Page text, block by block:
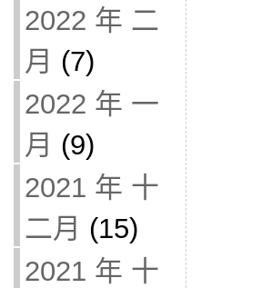
2022 年 二
月 (7)
2022 年 一
月 (9)
2021 年 十
二月 (15)
2021 年 十